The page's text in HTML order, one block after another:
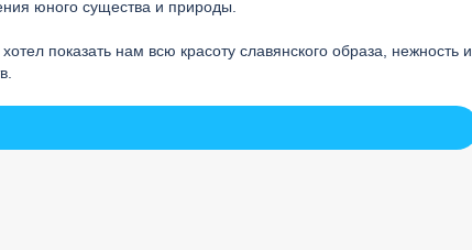
юного существа и природы.
показать нам всю красоту славянского образа, нежность и